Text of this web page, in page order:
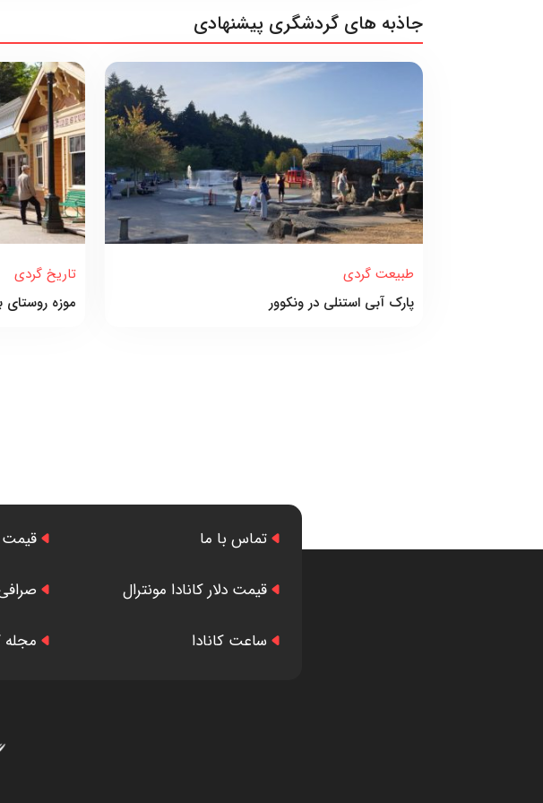
جاذبه های گردشگری پیشنهادی
طبیعت گردی
پارک آبی استنلی در ونکوور
تاریخ گردی
موزه روستای
تماس با ما قیمت
قیمت دلار کانادا مونترال
ساعت کانادا مجله